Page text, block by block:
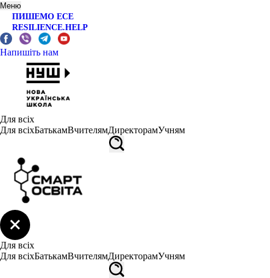
Меню
ПИШЕМО ЕСЕ
RESILIENCE.HELP
Напишіть нам
Для всіх
Для всіхБатькамВчителямДиректорамУчням
Для всіх
Для всіхБатькамВчителямДиректорамУчням